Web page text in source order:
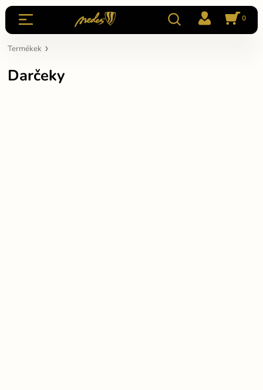
0
Termékek
Darčeky